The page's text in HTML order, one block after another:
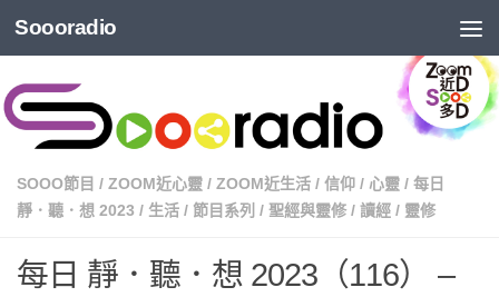
Soooradio
SOOO節目 / ZOOM近心靈 / ZOOM近生活 / 信仰 / 心靈 / 每日
靜．聽．想 2023 / 生活 / 節目系列 / 聖經與靈修 / 讀經 / 靈修
每日 靜．聽．想 2023（116） –